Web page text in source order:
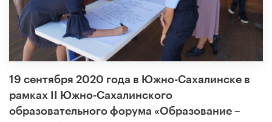
19 сентября 2020 года в Южно-Сахалинске в
рамках II Южно-Сахалинского
образовательного форума «Образование –